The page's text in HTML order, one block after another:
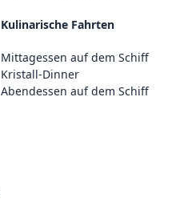
Kulinarische Fahrten
Mittagessen auf dem Schiff
Kristall-Dinner
Abendessen auf dem Schiff